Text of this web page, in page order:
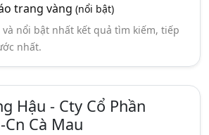
trang vàng (nổi bật)
nổi bật nhất kết quả tìm kiếm, tiếp
nhất.
Hậu - Cty Cổ Phần
Cà Mau